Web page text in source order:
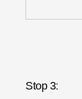
Stop 3: